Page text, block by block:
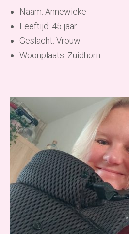
Naam: Annewieke
Leeftijd: 45 jaar
Geslacht: Vrouw
Woonplaats: Zuidhorn